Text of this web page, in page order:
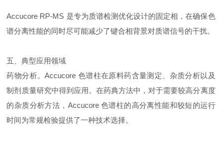
Accucore RP-MS 是专为质谱检测优化设计的固定相，在确保色
谱分离性能的同时尽可能减少了键合相背景对质谱信号的干扰。
五、典型应用领域
药物分析。Accucore 色谱柱在原料药含量测定、杂质分析以及
制剂质量研究中得到应用。在药典方法中，对于需要较高分离度
的杂质分析方法，Accucore 色谱柱的高分离性能和较短的运行
时间为常规检验提供了一种技术选择。